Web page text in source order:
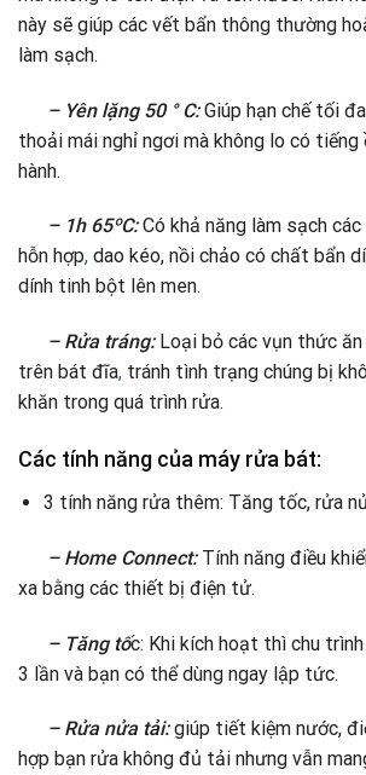
này sẽ giúp các vết bẩn thông thường
làm sạch.
– Yên lặng 50 ° C:Giúp hạn chế tối
thoải mái nghỉ ngơi mà không lo có tiếng
hành.
– 1h 65ºC:Có khả năng làm sạch
hỗn hợp, dao kéo, nồi chảo có chất bẩn
dính tinh bột lên men.
– Rửa tráng:Loại bỏ các vụn thức ăn
trên bát đĩa, tránh tình trạng chúng bị
khăn trong quá trình rửa.
Các tính năng của máy rửa bát:
3 tính năng rửa thêm: Tăng tốc, rửa
– Home Connect:Tính năng điều
xa bằng các thiết bị điện tử.
– Tăng tốc: Khi kích hoạt thì chu
3 lần và bạn có thể dùng ngay lập tức.
– Rửa nửa tải:giúp tiết kiệm nước,
hợp bạn rửa không đủ tải nhưng vẫn